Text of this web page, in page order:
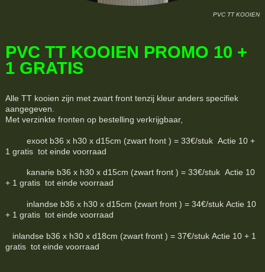
PVC TT KOOIEN
PVC TT KOOIEN PROMO 10 +
1 GRATIS
Alle TT kooien zijn met zwart front tenzij kleur anders specifiek
aangegeven.
Met verzinkte fronten op bestelling verkrijgbaar,
exoot b36 x h30 x d15cm (zwart front ) = 33€/stuk Actie 10 +
1 gratis tot einde voorraad
kanarie b36 x h30 x d15cm (zwart front ) = 33€/stuk Actie 10
+ 1 gratis tot einde voorraad
inlandse b36 x h30 x d15cm (zwart front ) = 34€/stuk Actie 10
+ 1 gratis tot einde voorraad
inlandse b36 x h30 x d18cm (zwart front ) = 37€/stuk Actie 10 + 1
gratis tot einde voorraad